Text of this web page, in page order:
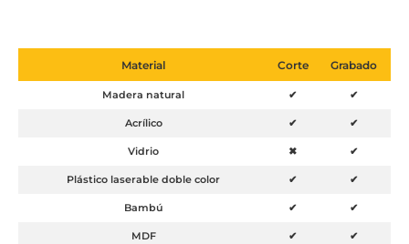
Material Corte Grabado
Madera natural ✔ ✔
Acrílico ✔ ✔
Vidrio ✖ ✔
Plástico laserable doble color ✔ ✔
Bambú ✔ ✔
MDF ✔ ✔